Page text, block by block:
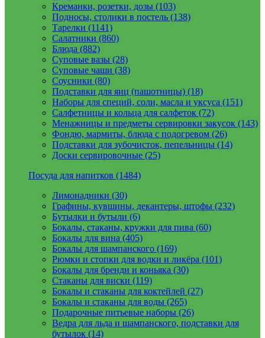
Креманки, розетки, дозы (103)
Подносы, столики в постель (138)
Тарелки (1141)
Салатники (860)
Блюда (882)
Суповые вазы (28)
Суповые чаши (38)
Соусники (80)
Подставки для яиц (пашотницы) (18)
Наборы для специй, соли, масла и уксуса (151)
Салфетницы и кольца для салфеток (72)
Менажницы и предметы сервировки закусок (143)
Фондю, мармиты, блюда с подогревом (26)
Подставки для зубочисток, пепельницы (14)
Доски сервировочные (25)
Посуда для напитков (1484)
Лимонадники (30)
Графины, кувшины, декантеры, штофы (232)
Бутылки и бутыли (6)
Бокалы, стаканы, кружки для пива (60)
Бокалы для вина (405)
Бокалы для шампанского (169)
Рюмки и стопки для водки и ликёра (101)
Бокалы для бренди и коньяка (30)
Стаканы для виски (119)
Бокалы и стаканы для коктейлей (27)
Бокалы и стаканы для воды (265)
Подарочные питьевые наборы (26)
Ведра для льда и шампанского, подставки для
бутылок (14)